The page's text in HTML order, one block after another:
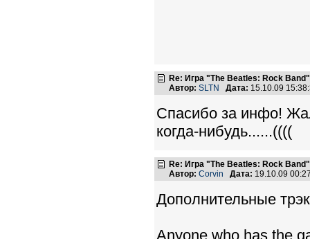
Re: Игра "The Beatles: Rock Band"
Автор: SLTN Дата: 15.10.09
Спасибо за инфо!
когда-нибудь......((((
Re: Игра "The Beatles: Rock Band"
Автор: Corvin Дата: 19.10.09
Дополнительные
Anyone who has the